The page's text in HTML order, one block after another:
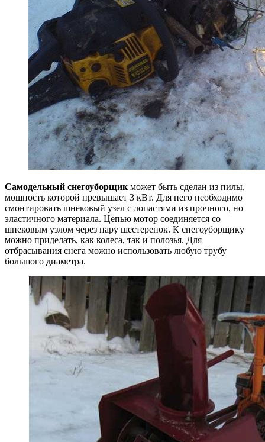
Самодельный снегоуборщик может быть сделан из пилы,
мощность которой превышает 3 кВт. Для него необходимо
смонтировать шнековый узел с лопастями из прочного, но
эластичного материала. Цепью мотор соединяется со
шнековым узлом через пару шестеренок. К снегоуборщику
можно приделать, как колеса, так и полозья. Для
отбрасывания снега можно использовать любую трубу
большого диаметра.